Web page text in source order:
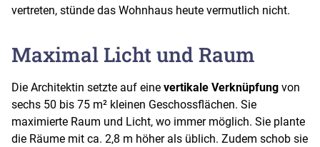
vertreten, stünde das Wohnhaus heute vermutlich nicht.
Maximal Licht und Raum
Die Architektin setzte auf eine vertikale Verknüpfung von
sechs 50 bis 75 m² kleinen Geschossflächen. Sie
maximierte Raum und Licht, wo immer möglich. Sie plante
die Räume mit ca. 2,8 m höher als üblich. Zudem schob sie